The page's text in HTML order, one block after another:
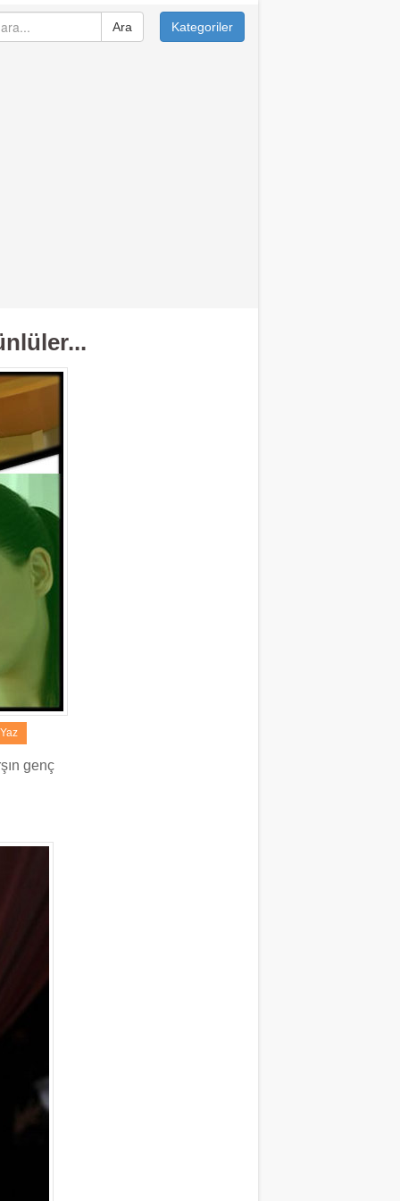
Kategoriler
Ara
genç